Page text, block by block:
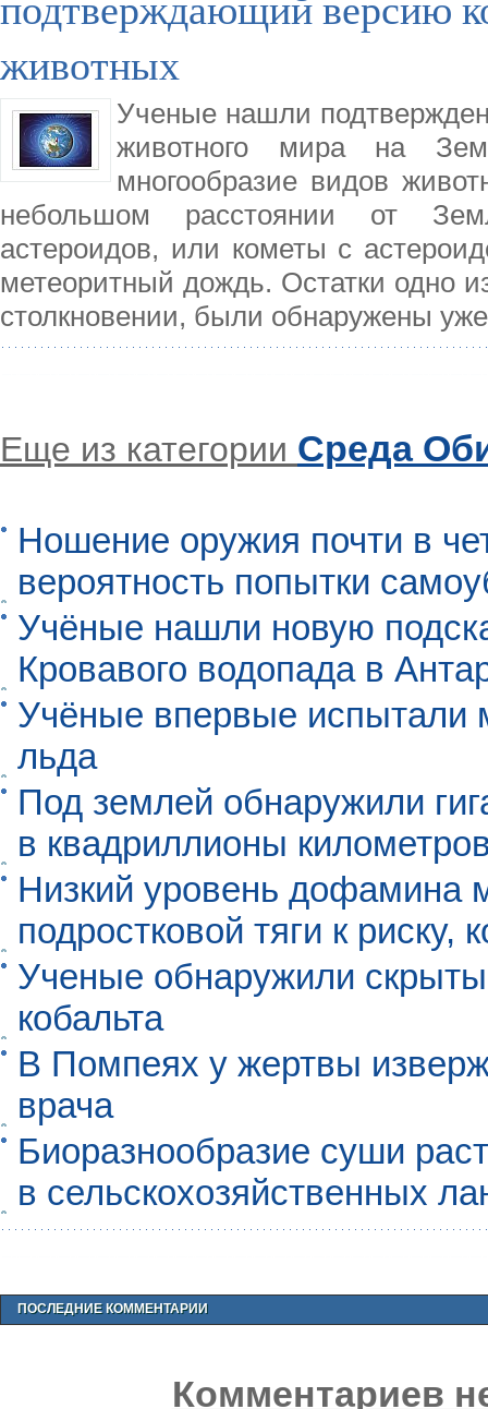
животных
Ученые нашли
животного мира на
многообразие видов
небольшом расстоянии от
астероидов, или кометы с
метеоритный дождь. Остатки одно
столкновении, были обнаружены
Еще из категории Среда
Ношение оружия почти в
вероятность попытки
Учёные нашли новую
Кровавого водопада в
Учёные впервые испытали
льда
Под землей обнаружили
в квадриллионы
Низкий уровень дофамина
подростковой тяги к риску,
Ученые обнаружили
кобальта
В Помпеях у жертвы
врача
Биоразнообразие суши
в сельскохозяйственных
ПОСЛЕДНИЕ КОММЕНТАРИИ
Комментариев